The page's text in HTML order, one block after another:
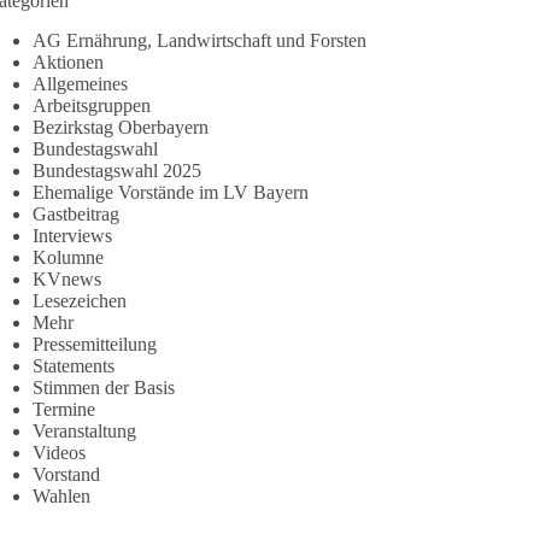
AG Ernährung, Landwirtschaft und Forsten
Aktionen
Allgemeines
Arbeitsgruppen
Bezirkstag Oberbayern
Bundestagswahl
Bundestagswahl 2025
Ehemalige Vorstände im LV Bayern
Gastbeitrag
Interviews
Kolumne
KVnews
Lesezeichen
Mehr
Pressemitteilung
Statements
Stimmen der Basis
Termine
Veranstaltung
Videos
Vorstand
Wahlen